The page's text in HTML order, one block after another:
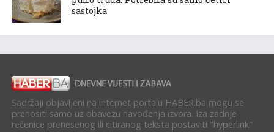
sastojka
Sadržaji objavljeni na internet portalu HABER.ba mogu se
prenositi samo uz obavezu navođenja izvora. Iza zadnje
rečenice prenesenog ili citiranog teksta postaviti "hyperlink"